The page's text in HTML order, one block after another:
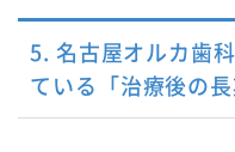
5. 名古屋オルカ歯
ている「治療後の